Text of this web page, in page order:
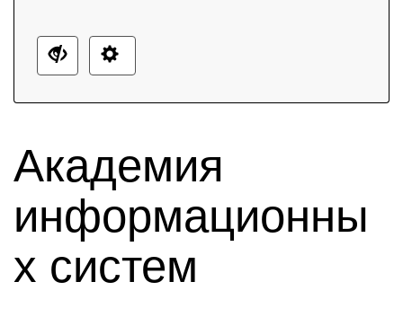
Академия
информационны
х систем